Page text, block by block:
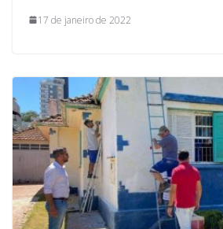
17 de janeiro de 2022